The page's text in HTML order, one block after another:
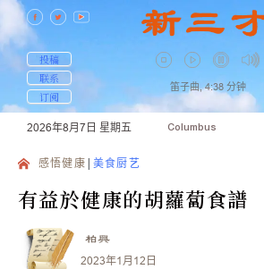
投稿
联系
订阅
笛子曲, 4:38 分钟
2026年8月7日 星期五 Columbus
感悟健康 美食厨艺
有益於健康的胡蘿蔔食譜
柏興
2023年1月12日